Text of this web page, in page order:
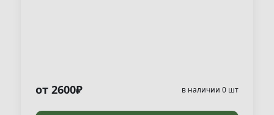
от 2600₽ в наличии 0 шт